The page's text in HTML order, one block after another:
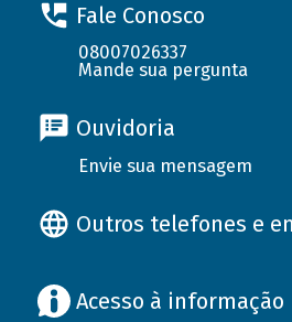
Fale Conosco
08007026337
Mande sua pergunta
Ouvidoria
Envie sua mensagem
Outros telefones e
Acesso à informação